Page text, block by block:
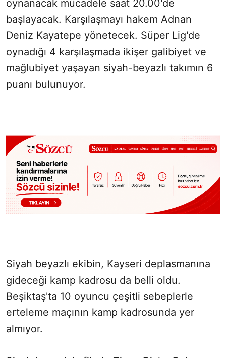
oynanacak mücadele saat 20.00'de
başlayacak. Karşılaşmayı hakem Adnan
Deniz Kayatepe yönetecek. Süper Lig'de
oynadığı 4 karşılaşmada ikişer galibiyet ve
mağlubiyet yaşayan siyah-beyazlı takımın 6
puanı bulunuyor.
Siyah beyazlı ekibin, Kayseri deplasmanına
gideceği kamp kadrosu da belli oldu.
Beşiktaş'ta 10 oyuncu çeşitli sebeplerle
erteleme maçının kamp kadrosunda yer
almıyor.